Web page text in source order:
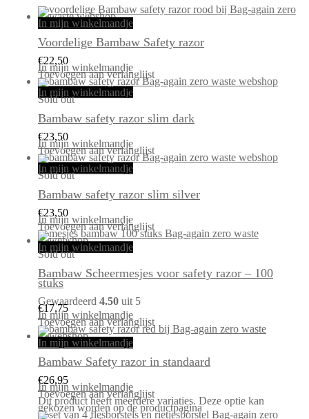
In mijn winkelmandje
Voordelige Bambaw Safety razor
€22,50
In mijn winkelmandje
Toevoegen aan verlanglijst
In mijn winkelmandje
Sold out
Bambaw safety razor slim dark
€23,50
In mijn winkelmandje
Toevoegen aan verlanglijst
In mijn winkelmandje
Sold out
Bambaw safety razor slim silver
€23,50
In mijn winkelmandje
Toevoegen aan verlanglijst
In mijn winkelmandje
Sold out
Bambaw Scheermesjes voor safety razor – 100
stuks
Gewaardeerd 4.50 uit 5
€17,75
In mijn winkelmandje
Toevoegen aan verlanglijst
In mijn winkelmandje
Bambaw Safety razor in standaard
€26,95
In mijn winkelmandje
Toevoegen aan verlanglijst
Dit product heeft meerdere variaties. Deze optie kan
gekozen worden op de productpagina